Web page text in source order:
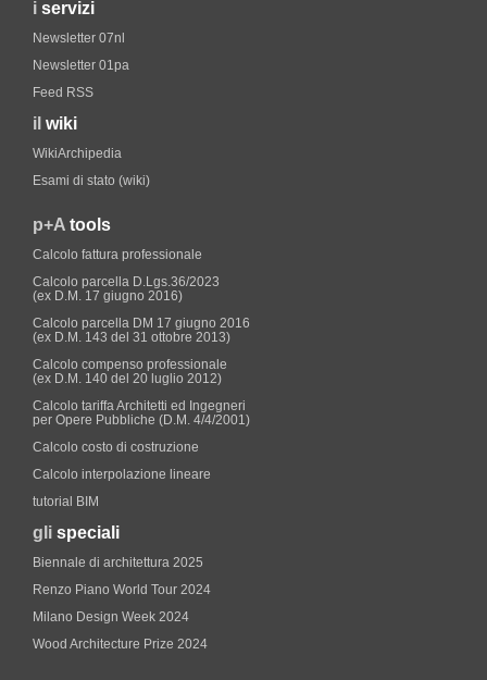
i servizi
Newsletter 07nl
Newsletter 01pa
Feed RSS
il wiki
WikiArchipedia
Esami di stato (wiki)
p+A tools
Calcolo fattura professionale
Calcolo parcella D.Lgs.36/2023
(ex D.M. 17 giugno 2016)
Calcolo parcella DM 17 giugno 2016
(ex D.M. 143 del 31 ottobre 2013)
Calcolo compenso professionale
(ex D.M. 140 del 20 luglio 2012)
Calcolo tariffa Architetti ed Ingegneri
per Opere Pubbliche (D.M. 4/4/2001)
Calcolo costo di costruzione
Calcolo interpolazione lineare
tutorial BIM
gli speciali
Biennale di architettura 2025
Renzo Piano World Tour 2024
Milano Design Week 2024
Wood Architecture Prize 2024